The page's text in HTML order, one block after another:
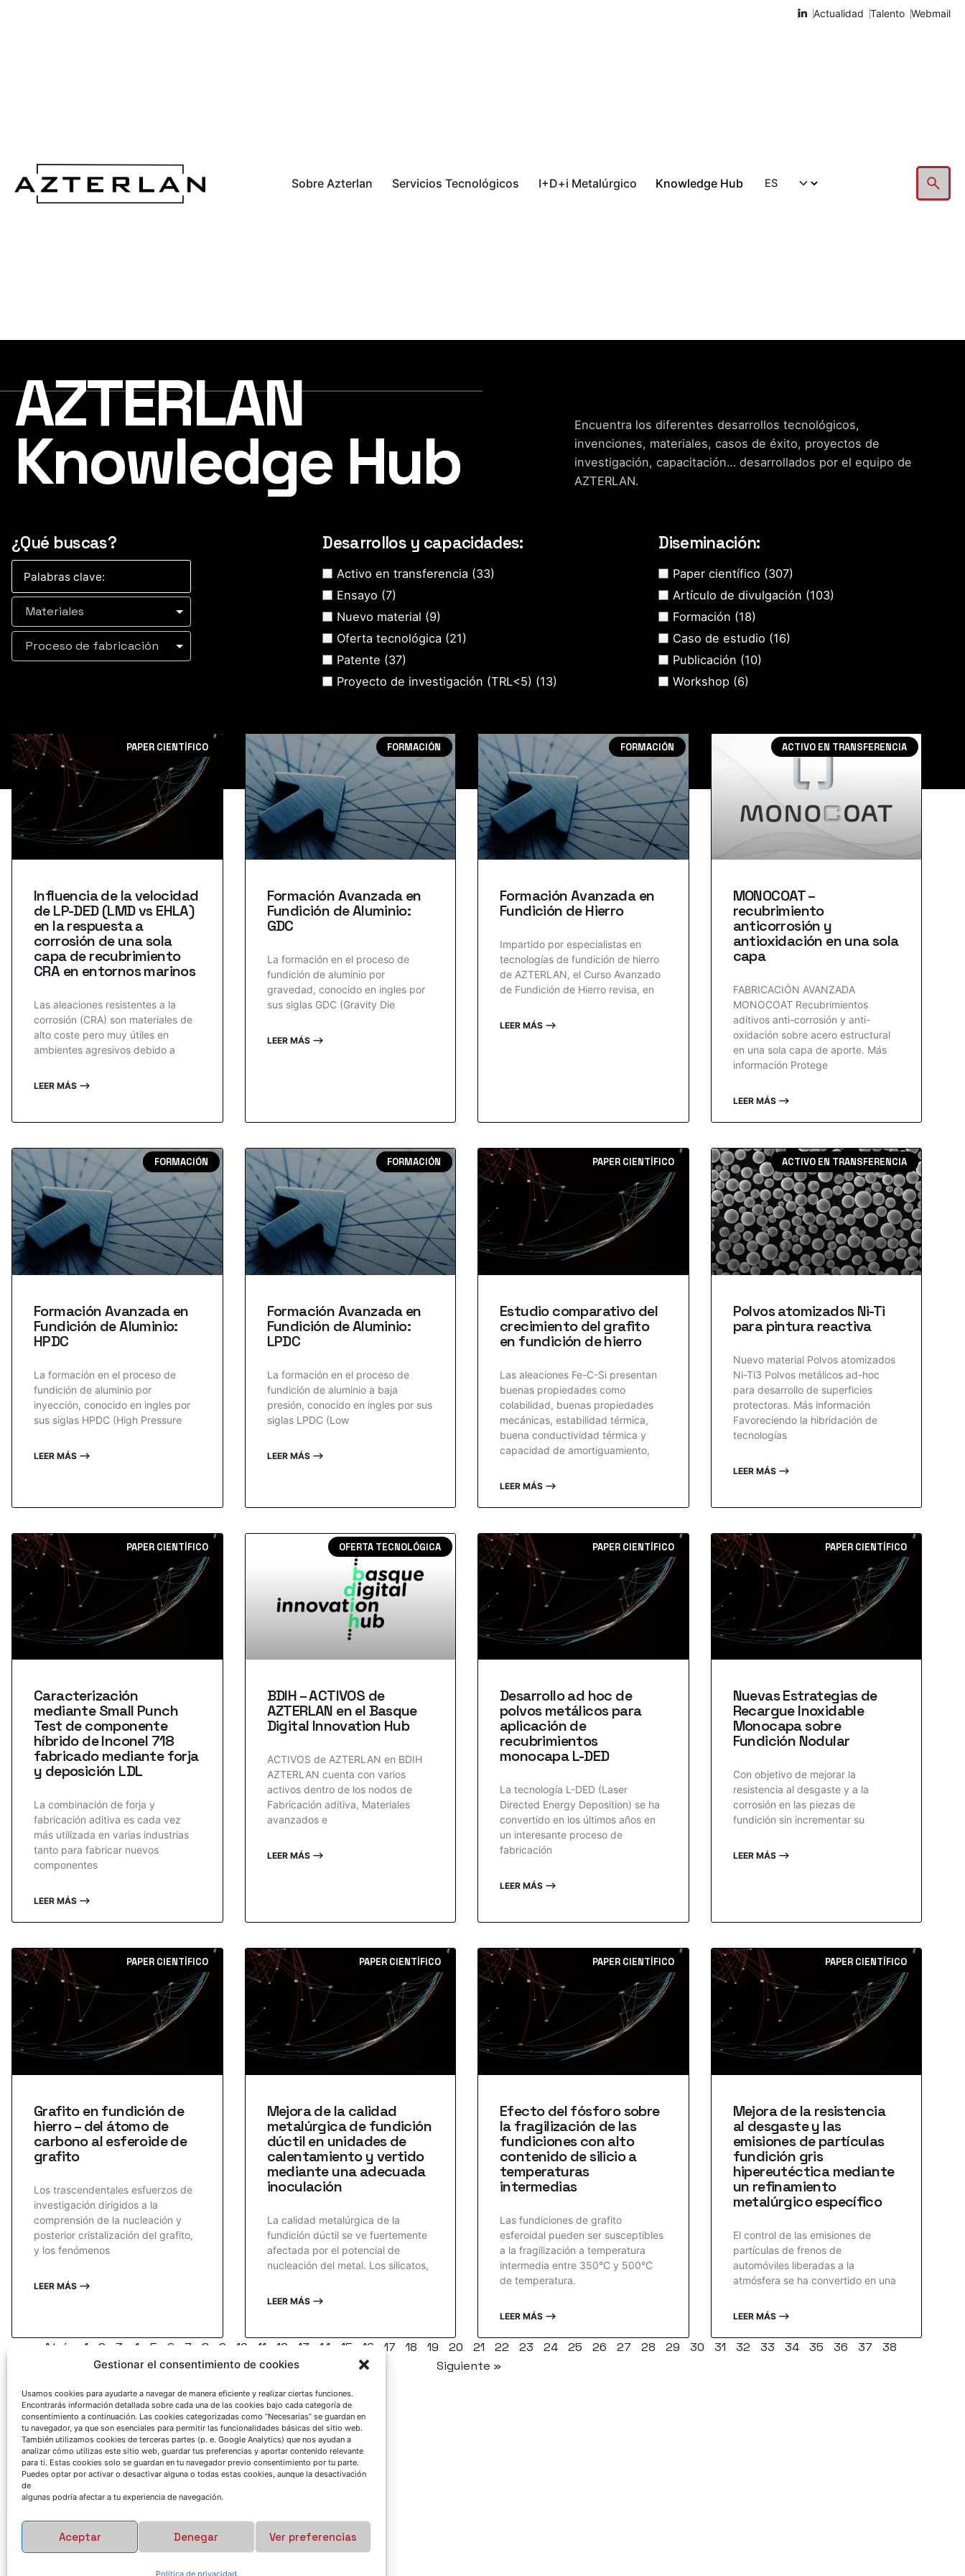
Gestionar el consentimiento de cookies
Usamos cookies para ayudarte a navegar de manera eficiente y realizar ciertas funciones.
Encontrarás información detallada sobre cada una de las cookies bajo cada categoría de
consentimiento a continuación. Las cookies categorizadas como “Necesarias” se guardan en
tu navegador, ya que son esenciales para permitir las funcionalidades básicas del sitio web.
También utilizamos cookies de terceras partes (p. e. Google Analytics) que nos ayudan a
analizar cómo utilizas este sitio web, guardar tus preferencias y aportar contenido relevante
para ti. Estas cookies solo se guardan en tu navegador previo consentimiento por tu parte.
Puedes optar por activar o desactivar alguna o todas estas cookies, aunque la desactivación
de
algunas podría afectar a tu experiencia de navegación.
Aceptar Denegar Ver preferencias
Política de privacidad
Actualidad Talento Webmail
Sobre Azterlan Servicios Tecnológicos I+D+i Metalúrgico Knowledge Hub
AZTERLAN
Knowledge Hub
Encuentra los diferentes desarrollos tecnológicos,
invenciones, materiales, casos de éxito, proyectos de
investigación, capacitación… desarrollados por el equipo de
AZTERLAN.
¿Qué buscas?
Materiales
Proceso de fabricación
Desarrollos y capacidades:
Activo en transferencia (33)
Ensayo (7)
Nuevo material (9)
Oferta tecnológica (21)
Patente (37)
Proyecto de investigación (TRL<5) (13)
Diseminación:
Paper científico (307)
Artículo de divulgación (103)
Formación (18)
Caso de estudio (16)
Publicación (10)
Workshop (6)
PAPER CIENTÍFICO
Influencia de la velocidad
de LP-DED (LMD vs EHLA)
en la respuesta a
corrosión de una sola
capa de recubrimiento
CRA en entornos marinos
Las aleaciones resistentes a la
corrosión (CRA) son materiales de
alto coste pero muy útiles en
ambientes agresivos debido a
LEER MÁS ⟶
FORMACIÓN
Formación Avanzada en
Fundición de Aluminio:
GDC
La formación en el proceso de
fundición de aluminio por
gravedad, conocido en ingles por
sus siglas GDC (Gravity Die
LEER MÁS ⟶
FORMACIÓN
Formación Avanzada en
Fundición de Hierro
Impartido por especialistas en
tecnologías de fundición de hierro
de AZTERLAN, el Curso Avanzado
de Fundición de Hierro revisa, en
LEER MÁS ⟶
ACTIVO EN TRANSFERENCIA
MONOCOAT –
recubrimiento
anticorrosión y
antioxidación en una sola
capa
FABRICACIÓN AVANZADA
MONOCOAT Recubrimientos
aditivos anti-corrosión y anti-
oxidación sobre acero estructural
en una sola capa de aporte. Más
información Protege
LEER MÁS ⟶
FORMACIÓN
Formación Avanzada en
Fundición de Aluminio:
HPDC
La formación en el proceso de
fundición de aluminio por
inyección, conocido en ingles por
sus siglas HPDC (High Pressure
LEER MÁS ⟶
FORMACIÓN
Formación Avanzada en
Fundición de Aluminio:
LPDC
La formación en el proceso de
fundición de aluminio a baja
presión, conocido en ingles por sus
siglas LPDC (Low
LEER MÁS ⟶
PAPER CIENTÍFICO
Estudio comparativo del
crecimiento del grafito
en fundición de hierro
Las aleaciones Fe-C-Si presentan
buenas propiedades como
colabilidad, buenas propiedades
mecánicas, estabilidad térmica,
buena conductividad térmica y
capacidad de amortiguamiento,
LEER MÁS ⟶
ACTIVO EN TRANSFERENCIA
Polvos atomizados Ni-Ti
para pintura reactiva
Nuevo material Polvos atomizados
Ni-Ti3 Polvos metálicos ad-hoc
para desarrollo de superficies
protectoras. Más información
Favoreciendo la hibridación de
tecnologías
LEER MÁS ⟶
PAPER CIENTÍFICO
Caracterización
mediante Small Punch
Test de componente
híbrido de Inconel 718
fabricado mediante forja
y deposición LDL
La combinación de forja y
fabricación aditiva es cada vez
más utilizada en varias industrias
tanto para fabricar nuevos
componentes
LEER MÁS ⟶
OFERTA TECNOLÓGICA
BDIH – ACTIVOS de
AZTERLAN en el Basque
Digital Innovation Hub
ACTIVOS de AZTERLAN en BDIH
AZTERLAN cuenta con varios
activos dentro de los nodos de
Fabricación aditiva, Materiales
avanzados e
LEER MÁS ⟶
PAPER CIENTÍFICO
Desarrollo ad hoc de
polvos metálicos para
aplicación de
recubrimientos
monocapa L-DED
La tecnología L-DED (Laser
Directed Energy Deposition) se ha
convertido en los últimos años en
un interesante proceso de
fabricación
LEER MÁS ⟶
PAPER CIENTÍFICO
Nuevas Estrategias de
Recargue Inoxidable
Monocapa sobre
Fundición Nodular
Con objetivo de mejorar la
resistencia al desgaste y a la
corrosión en las piezas de
fundición sin incrementar su
LEER MÁS ⟶
PAPER CIENTÍFICO
Grafito en fundición de
hierro – del átomo de
carbono al esferoide de
grafito
Los trascendentales esfuerzos de
investigación dirigidos a la
comprensión de la nucleación y
posterior cristalización del grafito,
y los fenómenos
LEER MÁS ⟶
PAPER CIENTÍFICO
Mejora de la calidad
metalúrgica de fundición
dúctil en unidades de
calentamiento y vertido
mediante una adecuada
inoculación
La calidad metalúrgica de la
fundición dúctil se ve fuertemente
afectada por el potencial de
nucleación del metal. Los silicatos,
LEER MÁS ⟶
PAPER CIENTÍFICO
Efecto del fósforo sobre
la fragilización de las
fundiciones con alto
contenido de silicio a
temperaturas
intermedias
Las fundiciones de grafito
esferoidal pueden ser susceptibles
a la fragilización a temperatura
intermedia entre 350°C y 500°C
de temperatura.
LEER MÁS ⟶
PAPER CIENTÍFICO
Mejora de la resistencia
al desgaste y las
emisiones de partículas
fundición gris
hipereutéctica mediante
un refinamiento
metalúrgico específico
El control de las emisiones de
partículas de frenos de
automóviles liberadas a la
atmósfera se ha convertido en una
LEER MÁS ⟶
« Atrás 1 2 3 4 5 6 7 8 9 10 11 12 13 14 15 16 17 18 19 20 21 22 23 24 25 26 27 28 29 30 31 32 33 34 35 36 37
38
Siguiente »